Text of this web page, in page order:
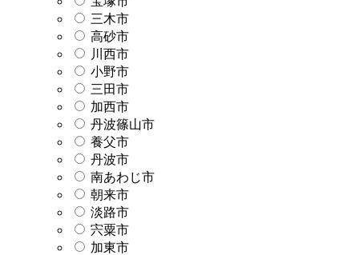
三木市
高砂市
川西市
小野市
三田市
加西市
丹波篠山市
養父市
丹波市
南あわじ市
朝来市
淡路市
宍粟市
加東市